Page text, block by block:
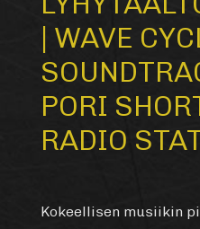
| WAVE
PORI
RADIO
Kokeellisen musiikin